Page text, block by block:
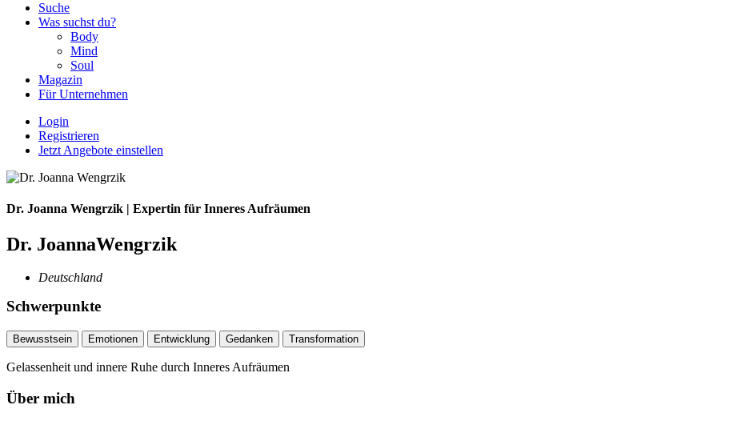
Suche
Was suchst du?
Body
Mind
Soul
Magazin
Für Unternehmen
Login
Registrieren
Jetzt Angebote einstellen
Dr. Joanna Wengrzik | Expertin für Inneres Aufräumen
Dr. JoannaWengrzik
Deutschland
Schwerpunkte
Bewusstsein Emotionen Entwicklung Gedanken Transformation
Gelassenheit und innere Ruhe durch Inneres Aufräumen
Über mich